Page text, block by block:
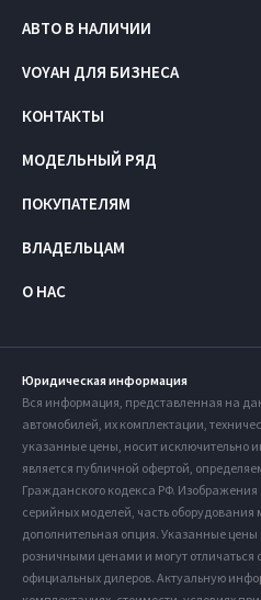
АВТО В НАЛИЧИИ
VOYAH ДЛЯ БИЗНЕСА
КОНТАКТЫ
МОДЕЛЬНЫЙ РЯД
ПОКУПАТЕЛЯМ
ВЛАДЕЛЬЦАМ
О НАС
Юридическая информация
Вся информация, представленная на
автомобилей, их комплектации,
указанные цены, носит исключительно
является публичной офертой,
Гражданского кодекса РФ. Изображения
серийных моделей, часть оборудования
дополнительная опция. Указанные
розничными ценами и могут отличаться
официальных дилеров. Актуальную